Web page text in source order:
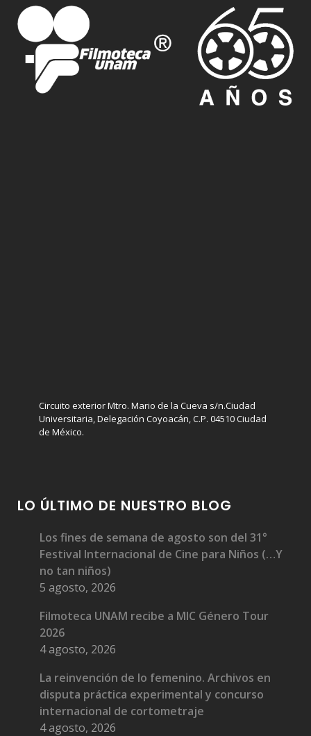
Circuito exterior Mtro. Mario de la Cueva s/n.Ciudad
Universitaria, Delegación Coyoacán, C.P. 04510 Ciudad
de México.
LO ÚLTIMO DE NUESTRO BLOG
Los fines de semana de agosto son del 31°
Festival Internacional de Cine para Niños (…Y
no tan niños)
5 agosto, 2026
Filmoteca UNAM recibe a MIC Género Tour
2026
4 agosto, 2026
La reinvención de lo femenino. Archivos en
disputa práctica experimental y concurso
internacional de cortometraje
4 agosto, 2026